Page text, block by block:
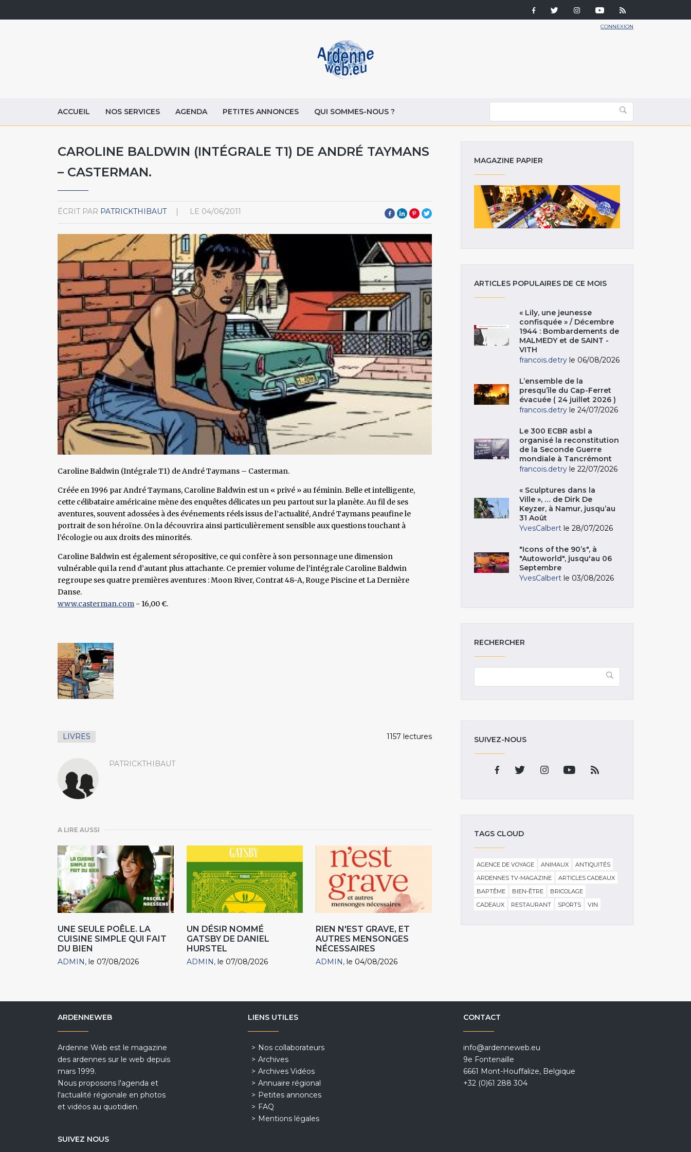
CONNEXION
ACCUEIL NOS SERVICES AGENDA PETITES ANNONCES QUI SOMMES-NOUS ?
CAROLINE BALDWIN (INTÉGRALE T1) DE ANDRÉ TAYMANS
– CASTERMAN.
ÉCRIT PAR PATRICKTHIBAUT LE 04/06/2011
Caroline Baldwin (Intégrale T1) de André Taymans – Casterman.
Créée en 1996 par André Taymans, Caroline Baldwin est un « privé » au féminin. Belle et intelligente,
cette célibataire américaine mène des enquêtes délicates un peu partout sur la planète. Au fil de ses
aventures, souvent adossées à des événements réels issus de l’actualité, André Taymans peaufine le
portrait de son héroïne. On la découvrira ainsi particulièrement sensible aux questions touchant à
l’écologie ou aux droits des minorités.
Caroline Baldwin est également séropositive, ce qui confère à son personnage une dimension
vulnérable qui la rend d’autant plus attachante. Ce premier volume de l’intégrale Caroline Baldwin
regroupe ses quatre premières aventures : Moon River, Contrat 48-A, Rouge Piscine et La Dernière
Danse.
www.casterman.com - 16,00 €.
LIVRES 1157 lectures
PATRICKTHIBAUT
A LIRE AUSSI
UNE SEULE POÊLE. LA
CUISINE SIMPLE QUI FAIT
DU BIEN
ADMIN le 07/08/2026
UN DÉSIR NOMMÉ
GATSBY DE DANIEL
HURSTEL
ADMIN le 07/08/2026
RIEN N'EST GRAVE, ET
AUTRES MENSONGES
NÉCESSAIRES
ADMIN le 04/08/2026
MAGAZINE PAPIER
ARTICLES POPULAIRES DE CE MOIS
« Lily, une jeunesse
confisquée » / Décembre
1944 : Bombardements de
MALMEDY et de SAINT -
VITH
francois.detry le 06/08/2026
L’ensemble de la
presqu’île du Cap-Ferret
évacuée ( 24 juillet 2026 )
francois.detry le 24/07/2026
Le 300 ECBR asbl a
organisé la reconstitution
de la Seconde Guerre
mondiale à Tancrémont
francois.detry le 22/07/2026
« Sculptures dans la
Ville », … de Dirk De
Keyzer, à Namur, jusqu’au
31 Août
YvesCalbert le 28/07/2026
"Icons of the 90’s", à
"Autoworld", jusqu'au 06
Septembre
YvesCalbert le 03/08/2026
RECHERCHER
SUIVEZ-NOUS
TAGS CLOUD
AGENCE DE VOYAGE ANIMAUX
ANTIQUITÉS
ARDENNES TV-MAGAZINE
ARTICLES CADEAUX
BAPTÊME
BIEN-ÊTRE
BRICOLAGE
CADEAUX
RESTAURANT SPORTS VIN
ARDENNEWEB
Ardenne Web est le magazine
des ardennes sur le web depuis
mars 1999.
Nous proposons l'agenda et
l'actualité régionale en photos
et vidéos au quotidien.
SUIVEZ NOUS
LIENS UTILES
Nos collaborateurs
Archives
Archives Vidéos
Annuaire régional
Petites annonces
FAQ
Mentions légales
CONTACT
info@ardenneweb.eu
9e Fontenaille
6661 Mont-Houffalize, Belgique
+32 (0)61 288 304